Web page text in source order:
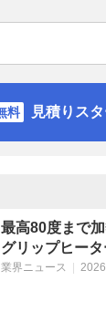
見積りスタ
最高80度まで
グリップヒー
業界ニュース